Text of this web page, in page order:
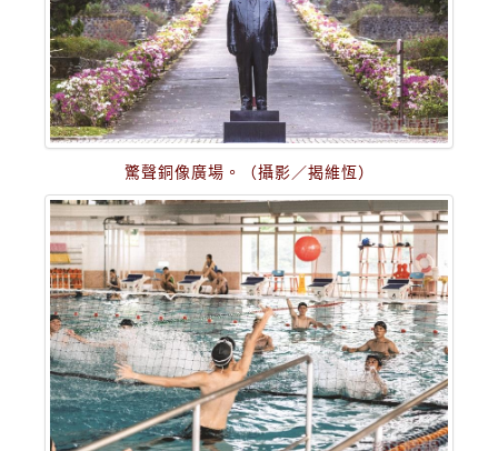
驚聲銅像廣場。（攝影／揭維恆）